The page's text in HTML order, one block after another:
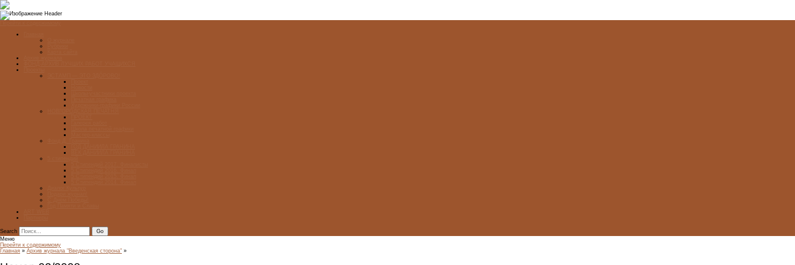
Search
Меню
Перейти к содержимому
Главная » Архив журнала "Введенская сторона" »